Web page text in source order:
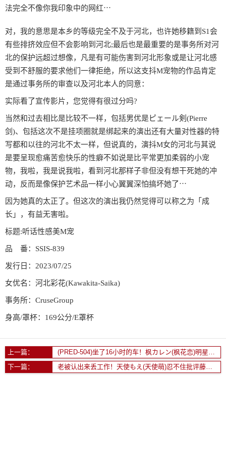
法完全不像你我印象中的网红⋯
对，我的意思是本乡的等级完全不及于河北，也许她移籍到S1会
有些排挤效应但不会影响到河北;最后也是最重要的是事务所对河
北的保护远超过想像，凡是有可能伤害到河北形象或是让河北感
受到不舒服的要求他们一律拒绝，所以这支抖M宠物的作品肯定
是通过事务所的审查以及河北本人的同意：
实际看了宣传影片，您觉得有很过分吗?
当然和过去相比是比较不一样，包括男优是ピェール剣(Pierre
剑)、包括这次不是挂项圈就是绑起来的演出还有大量对性器的特
写都和以往的河北不太一样，但说真的，演抖M女的河北与其说
是要呈现愈痛苦愈快乐的性癖不如说是比平常更加柔弱的小宠
物，我啦，我是说我啦，看到河北那样子非但没有想干死她的冲
动，反而是像保护艺术品一样小心翼翼深怕搞坏她了⋯
因为她真的太正了。但这次的演出我仍然觉得可以称之为「成
长」，有益无害啦。
标题:听话性感美M宠
品 番：SSIS-839
发行日：2023/07/25
女优名：河北彩花(Kawakita-Saika)
事务所：CruseGroup
身高/罩杯：169公分/E罩杯
上一篇：
(PRED-504)坐了16小时的车！枫カレン(枫花恋)明星脸的她专程来吃最大最硬的肉棒！
下一篇：
老被认出来丢工作！天使もえ(天使萌)忍不住批评藤かんな(藤环奈)了！